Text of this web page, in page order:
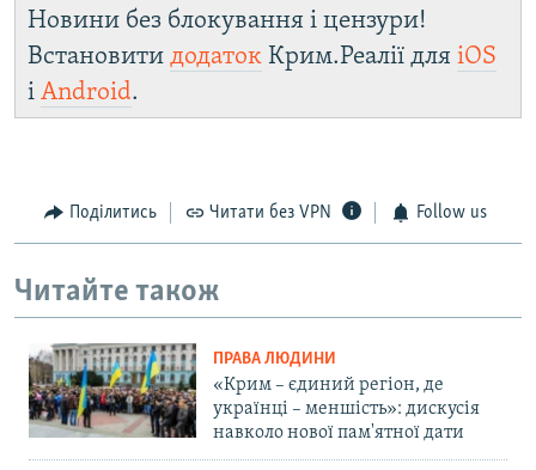
Новини без блокування і цензури!
Встановити додаток Крим.Реалії для iOS
і Android.
Поділитись Читати без VPN Follow us
Читайте також
ПРАВА ЛЮДИНИ
«Крим – єдиний регіон, де
українці – меншість»: дискусія
навколо нової пам'ятної дати